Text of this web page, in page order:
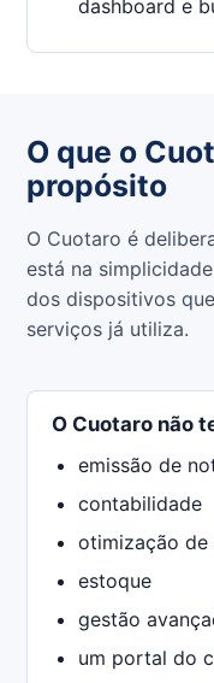
dashboard e
O que o
propósito
O Cuotaro é
está na
dos dispositivos
serviços já utiliza.
O Cuotaro não
emissão de
contabilidade
otimização de
estoque
gestão
um portal do